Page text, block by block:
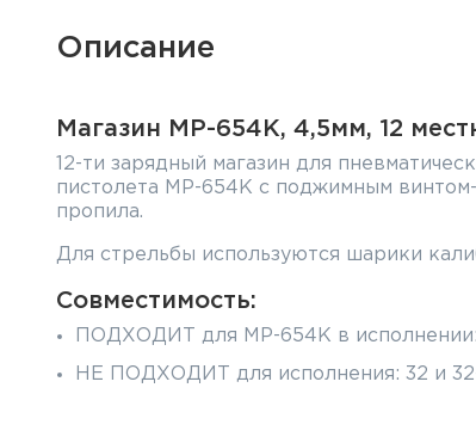
Описание
Магазин МP-654К, 4,5мм, 12
12-ти зарядный магазин для
пистолета МР-654К с поджимным винтом-
пропила.
Для стрельбы используются шарики
Совместимость:
ПОДХОДИТ для МР-654К в
НЕ ПОДХОДИТ для исполнения: 32 и 32-